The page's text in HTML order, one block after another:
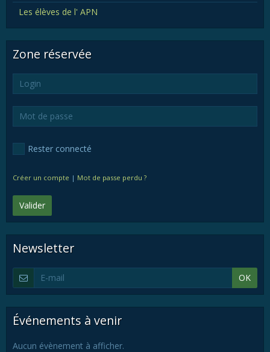
Les élèves de l' APN
Zone réservée
Rester connecté
Créer un compte | Mot de passe perdu ?
Valider
Newsletter
OK
Événements à venir
Aucun évènement à afficher.